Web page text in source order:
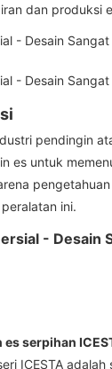
dan produksi
pendingin
es untuk
ini.
serpihan
ICESTA